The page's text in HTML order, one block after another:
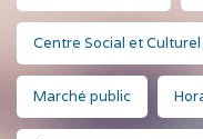
Centre Social et
Marché public